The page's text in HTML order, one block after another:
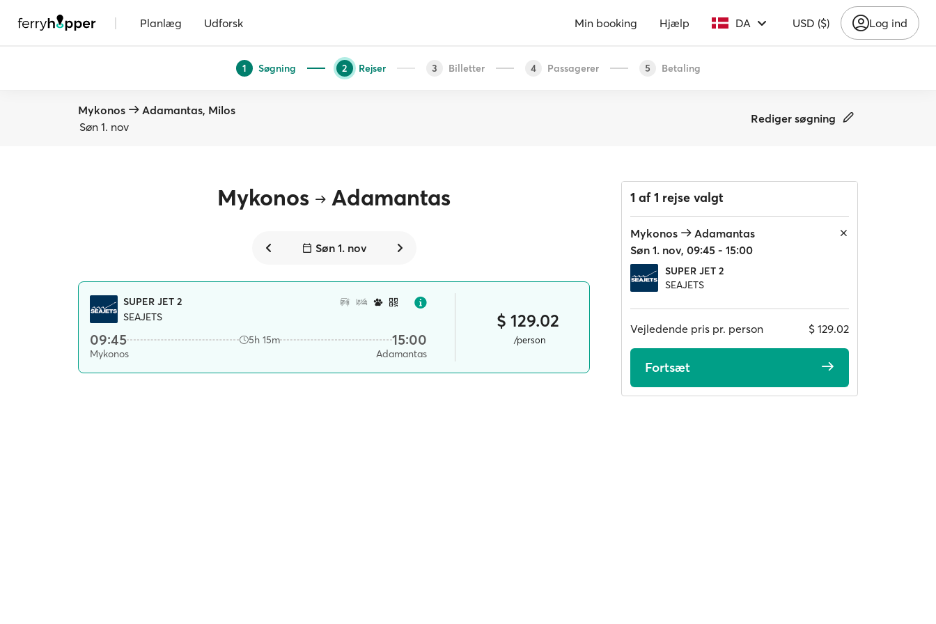
| Planlæg Udforsk Min booking Hjælp DA USD ($) Log ind
1 Søgning 2 Rejser 3 Billetter 4 Passagerer 5 Betaling
Mykonos
Adamantas, Milos
Søn 1. nov
Rediger søgning
Mykonos Adamantas
Søn 1. nov
SUPER JET 2
SEAJETS
09:45 5h 15m 15:00
Mykonos Adamantas
$ 129.02
/person
1 af 1 rejse valgt
Mykonos
Adamantas
Søn 1. nov, 09:45 - 15:00
SUPER JET 2
SEAJETS
Vejledende pris pr. person $ 129.02
Fortsæt